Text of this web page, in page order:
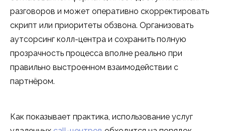
разговоров и может оперативно скорректировать
скрипт или приоритеты обзвона. Организовать
аутсорсинг колл-центра и сохранить полную
прозрачность процесса вполне реально при
правильно выстроенном взаимодействии с
партнёром.
Как показывает практика, использование услуг